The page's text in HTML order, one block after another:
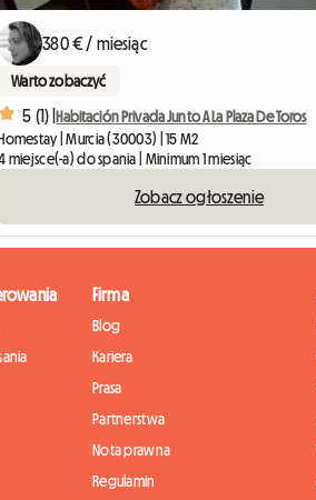
380 € / miesiąc
Warto zobaczyć
5 (1) |Habitación Privada Junto A La Plaza De Toros
Homestay | Murcia (30003) | 15 M2
miejsce(-a) do spania | Minimum 1 miesiąc
Zobacz ogłoszenie
Firma
Blog
Kariera
Prasa
Partnerstwa
Nota prawna
Regulamin